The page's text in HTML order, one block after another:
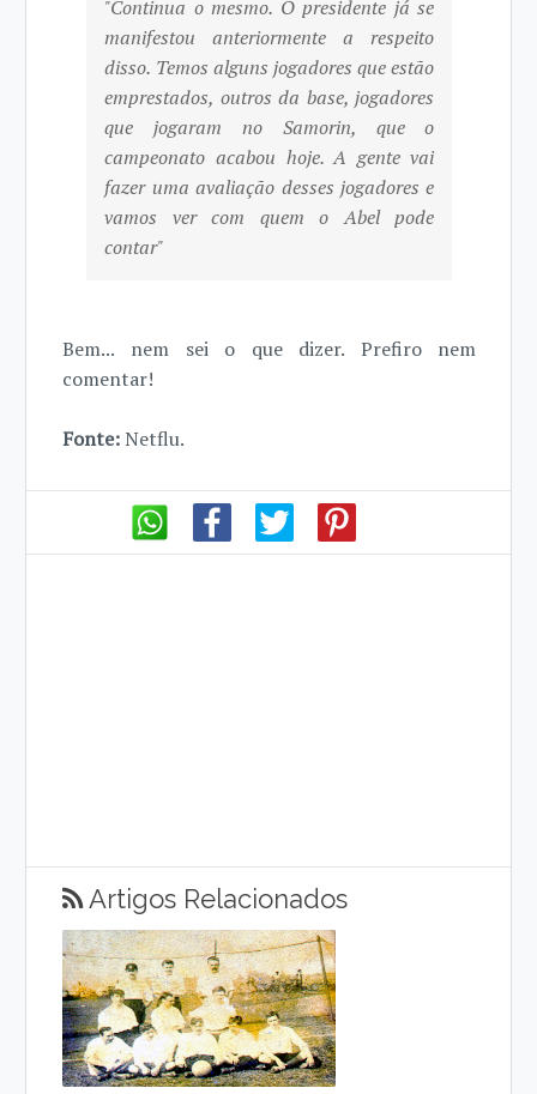
"Continua o mesmo. O presidente já se
manifestou anteriormente a respeito
disso. Temos alguns jogadores que estão
emprestados, outros da base, jogadores
que jogaram no Samorin, que o
campeonato acabou hoje. A gente vai
fazer uma avaliação desses jogadores e
vamos ver com quem o Abel pode
contar"
Bem... nem sei o que dizer. Prefiro nem
comentar!
Fonte:Netflu.
Artigos Relacionados